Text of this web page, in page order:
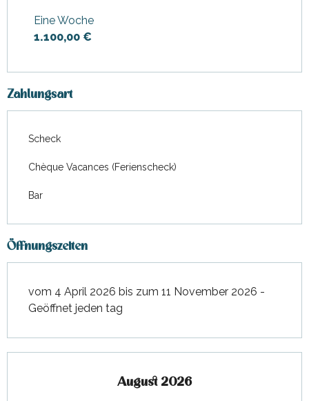
ab1 September 2026
Eine Woche
1.100,00 €
Zahlungsart
Scheck
Chèque Vacances (Ferienscheck)
Bar
Öffnungszeiten
vom 4 April 2026 bis zum 11 November 2026 -
Geöffnet jeden tag
August 2026